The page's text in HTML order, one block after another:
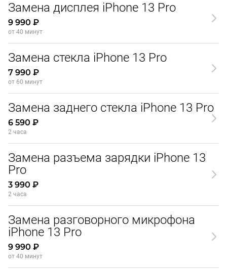
Замена дисплея iPhone 13 Pro
9 990 ₽
от 40 минут
Замена стекла iPhone 13 Pro
7 990 ₽
от 60 минут
Замена заднего стекла iPhone 13 Pro
6 590 ₽
2 часа
Замена разъема зарядки iPhone 13
Pro
3 990 ₽
2 часа
Замена разговорного микрофона
iPhone 13 Pro
9 990 ₽
от 40 минут